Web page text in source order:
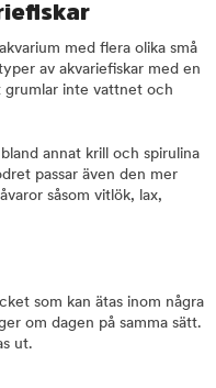
med flera olika små
av akvariefiskar med en
grumlar inte vattnet och
annat krill och spirulina
passar även den mer
såsom vitlök, lax,
som kan ätas inom några
om dagen på samma sätt.
ut.